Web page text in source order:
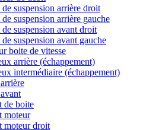
de suspension arrière droit
de suspension arrière gauche
de suspension avant droit
de suspension avant gauche
boite de vitesse
arrière (échappement)
intermédiaire (échappement)
de boite
moteur
moteur droit